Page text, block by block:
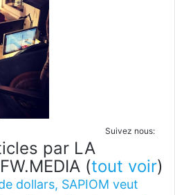
Suivez nous:
par LA
(tout voir)
dollars, SAPIOM veut